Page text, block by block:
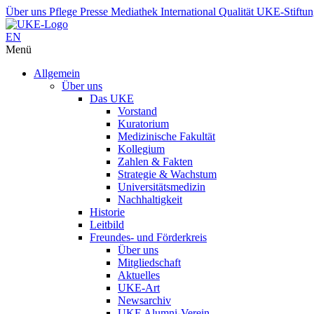
Über uns Pflege Presse Mediathek International Qualität UKE-
EN
Menü
Allgemein
Über uns
Das UKE
Vorstand
Kuratorium
Medizinische Fakultät
Kollegium
Zahlen & Fakten
Strategie & Wachstum
Universitätsmedizin
Nachhaltigkeit
Historie
Leitbild
Freundes- und Förderkreis
Über uns
Mitgliedschaft
Aktuelles
UKE-Art
Newsarchiv